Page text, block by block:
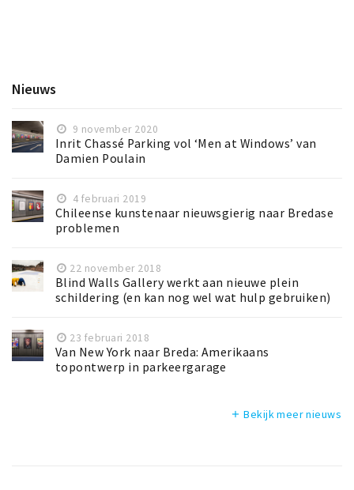
Nieuws
9 november 2020
Inrit Chassé Parking vol ‘Men at Windows’ van
Damien Poulain
4 februari 2019
Chileense kunstenaar nieuwsgierig naar Bredase
problemen
22 november 2018
Blind Walls Gallery werkt aan nieuwe plein
schildering (en kan nog wel wat hulp gebruiken)
23 februari 2018
Van New York naar Breda: Amerikaans
topontwerp in parkeergarage
add Bekijk meer nieuws